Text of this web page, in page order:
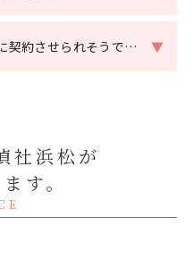
契約させられそうで… ▼
社浜松が
す。